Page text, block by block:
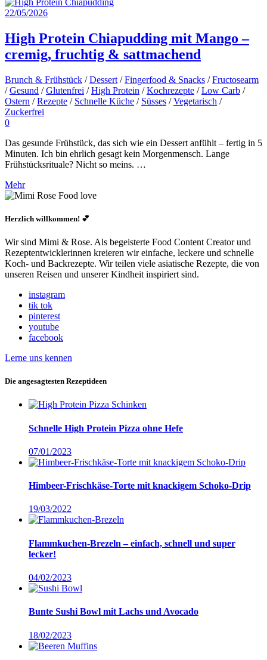
22/05/2026
High Protein Chiapudding mit Mango –
cremig, fruchtig & sattmachend
Brunch & Frühstück /Dessert /Fingerfood & Snacks /Fructosearm
/Gesund /Glutenfrei /High Protein /Kochrezepte /Low Carb /
Ostern /Rezepte / Schnelle Küche / Süsses /Vegetarisch /
Zuckerfrei
0
Das gesunde Frühstück, das sich wie ein Dessert anfühlt – fertig in 5
Minuten. Ich bin ehrlich gesagt kein Morgenmensch. Lange
Frühstücksrituale? Nicht so meins. …
Mehr
Herzlich willkommen! 💕
Wir sind Mimi & Rose. Als begeisterte Food Content Creator und
Rezeptentwicklerinnen kreieren wir einfache, leckere und schnelle
Koch- und Backrezepte. Wir teilen viele asiatische Rezepte, die von
unseren Reisen und unserer Kindheit inspiriert sind.
instagram
tik tok
pinterest
youtube
facebook
Lerne uns kennen
Die angesagtesten Rezeptideen
Schnelle High Protein Pizza ohne Hefe
07/01/2023
Himbeer-Frischkäse-Torte mit knackigem Schoko-Drip
19/03/2022
Flammkuchen-Brezeln – einfach, schnell und super
lecker!
04/02/2023
Bunte Sushi Bowl mit Lachs und Avocado
18/02/2023